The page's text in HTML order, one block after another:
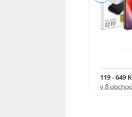
119 - 649
v 8